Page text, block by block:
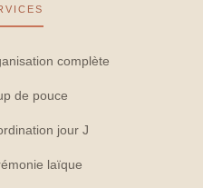
complète
de pouce
jour J
laïque